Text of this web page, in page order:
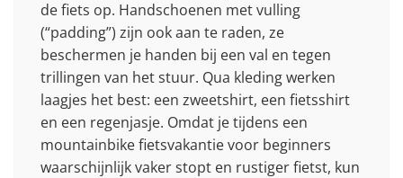
de fiets op. Handschoenen met vulling
(“padding”) zijn ook aan te raden, ze
beschermen je handen bij een val en tegen
trillingen van het stuur. Qua kleding werken
laagjes het best: een zweetshirt, een fietsshirt
en een regenjasje. Omdat je tijdens een
mountainbike fietsvakantie voor beginners
waarschijnlijk vaker stopt en rustiger fietst, kun